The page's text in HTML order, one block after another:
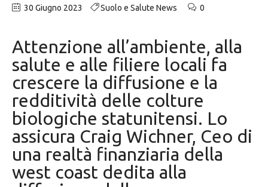
30 Giugno 2023 Suolo e Salute News 0
Attenzione all’ambiente, alla
salute e alle filiere locali fa
crescere la diffusione e la
redditività delle colture
biologiche statunitensi. Lo
assicura Craig Wichner, Ceo di
una realtà finanziaria della
west coast dedita alla